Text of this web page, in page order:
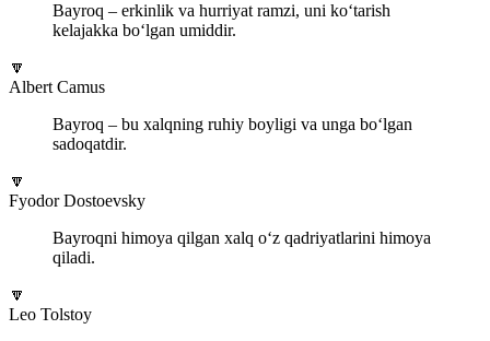
Bayroq – erkinlik va hurriyat ramzi, uni ko‘tarish
kelajakka bo‘lgan umiddir.
🔽
Albert Camus
Bayroq – bu xalqning ruhiy boyligi va unga bo‘lgan
sadoqatdir.
🔽
Fyodor Dostoevsky
Bayroqni himoya qilgan xalq o‘z qadriyatlarini himoya
qiladi.
🔽
Leo Tolstoy